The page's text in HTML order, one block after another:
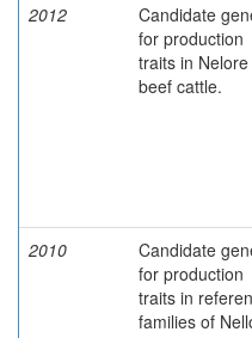
2012
Candidate
for production
traits in Nelore
beef cattle.
2010
Candidate
for production
traits in
families of